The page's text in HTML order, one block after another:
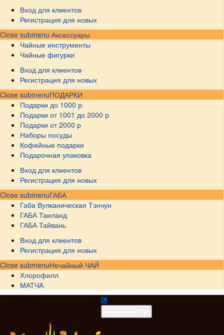
Вход для клиентов
Регистрация для новых
Close submenu Аксессуары
Чайные инструменты
Чайные фигурки
Вход для клиентов
Регистрация для новых
Close submenuПОДАРКИ
Подарки до 1000 р
Подарки от 1001 до 2000 р
Подарки от 2000 р
Наборы посуды
Кофейные подарки
Подарочная упаковка
Вход для клиентов
Регистрация для новых
Close submenuГАБА
Габа Вулканическая Тэнчун
ГАБА Таиланд
ГАБА Тайвань
Вход для клиентов
Регистрация для новых
Close submenuНечайный ЧАЙ
Хлорофилл
МАТЧА